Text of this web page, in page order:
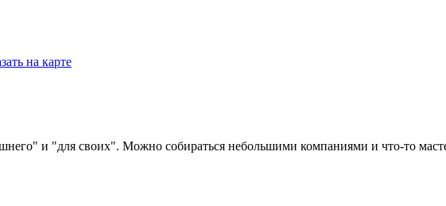
на карте
и "для своих". Можно собираться небольшими компаниями и что-то